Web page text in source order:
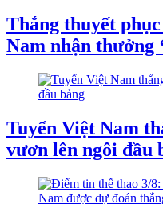
Thắng thuyết
Nam nhận thưởng
Tuyển Việt Nam
vươn lên ngôi đầu